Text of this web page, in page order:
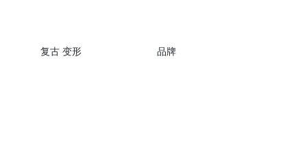
复古 变形 品牌